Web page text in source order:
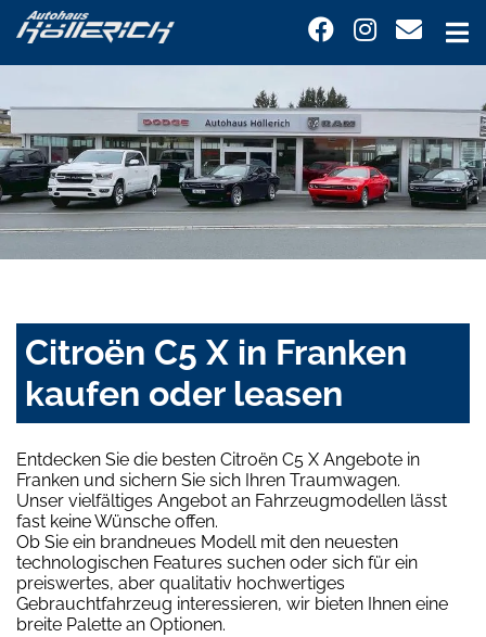
Citroën C5 X in Franken
kaufen oder leasen
Entdecken Sie die besten Citroën C5 X Angebote in
Franken und sichern Sie sich Ihren Traumwagen.
Unser vielfältiges Angebot an Fahrzeugmodellen lässt
fast keine Wünsche offen.
Ob Sie ein brandneues Modell mit den neuesten
technologischen Features suchen oder sich für ein
preiswertes, aber qualitativ hochwertiges
Gebrauchtfahrzeug interessieren, wir bieten Ihnen eine
breite Palette an Optionen.